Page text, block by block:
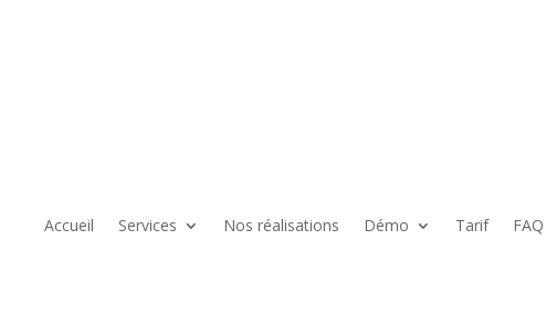
Accueil Services Nos réalisations Démo Tarif FAQ